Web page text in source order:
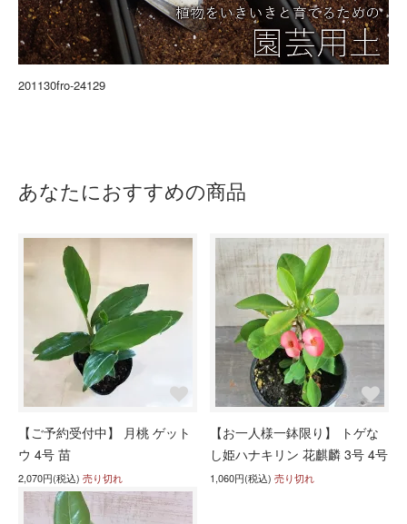
201130fro-24129
あなたにおすすめの商品
【ご予約受付中】 月桃 ゲット
ウ 4号 苗
2,070円(税込) 売り切れ
【お一人様一鉢限り】 トゲな
し姫ハナキリン 花麒麟 3号 4号
1,060円(税込) 売り切れ